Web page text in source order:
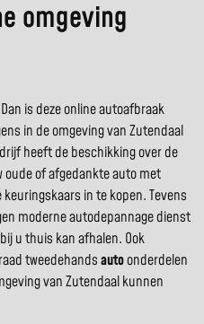
omgeving
is deze online autoafbraak
in de omgeving van Zutendaal
heeft de beschikking over de
of afgedankte auto met
in te kopen. Tevens
moderne autodepannage dienst
u thuis kan afhalen. Ook
tweedehandsautoonderdelen
van Zutendaal kunnen